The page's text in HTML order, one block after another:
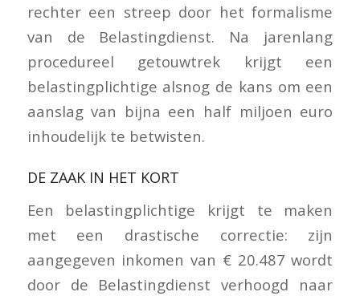
rechter een streep door het formalisme
van de Belastingdienst. Na jarenlang
procedureel getouwtrek krijgt een
belastingplichtige alsnog de kans om een
aanslag van bijna een half miljoen euro
inhoudelijk te betwisten.
DE ZAAK IN HET KORT
Een belastingplichtige krijgt te maken
met een drastische correctie: zijn
aangegeven inkomen van € 20.487 wordt
door de Belastingdienst verhoogd naar